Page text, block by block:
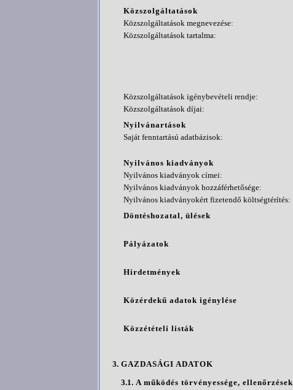
Közszolgáltatások
Közszolgáltatások megnevezése:
Közszolgáltatások tartalma:
Közszolgáltatások igénybevételi rendje:
Közszolgáltatások díjai:
Nyilvánartások
Saját fenntartású adatbázisok:
Nyilvános kiadványok
Nyilvános kiadványok címei:
Nyilvános kiadványok hozzáférhetősége:
Nyilvános kiadványokért fizetendő költségtérítés:
Döntéshozatal, ülések
Pályázatok
Hirdetmények
Közérdekű adatok igénylése
Közzétételi listák
3. GAZDASÁGI ADATOK
3.1. A működés törvényessége, ellenőrzések